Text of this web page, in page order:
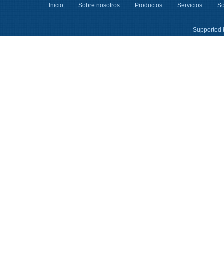
Inicio Sobre nosotros Productos Servicios
Supported